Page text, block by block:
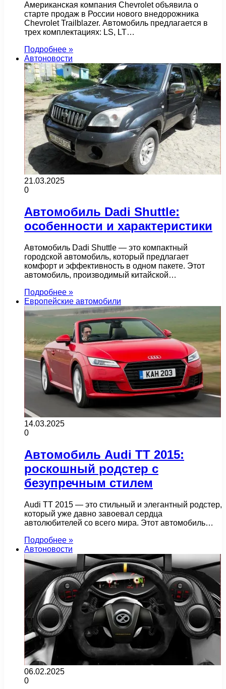
Американская компания Chevrolet объявила о
старте продаж в России нового внедорожника
Chevrolet Trailblazer. Автомобиль предлагается в
трех комплектациях: LS, LT…
Подробнее »
Автоновости
21.03.2025
0
Автомобиль Dadi Shuttle:
особенности и характеристики
Автомобиль Dadi Shuttle — это компактный
городской автомобиль, который предлагает
комфорт и эффективность в одном пакете. Этот
автомобиль, производимый китайской…
Подробнее »
Европейские автомобили
14.03.2025
0
Автомобиль Audi TT 2015:
роскошный родстер с
безупречным стилем
Audi TT 2015 — это стильный и элегантный родстер,
который уже давно завоевал сердца
автолюбителей со всего мира. Этот автомобиль…
Подробнее »
Автоновости
06.02.2025
0